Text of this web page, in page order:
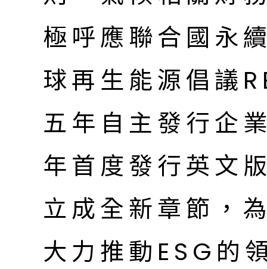
極呼應聯合國永
球再生能源倡議
五年自主發行企
年首度發行英文
立成全新章節，
大力推動ESG的